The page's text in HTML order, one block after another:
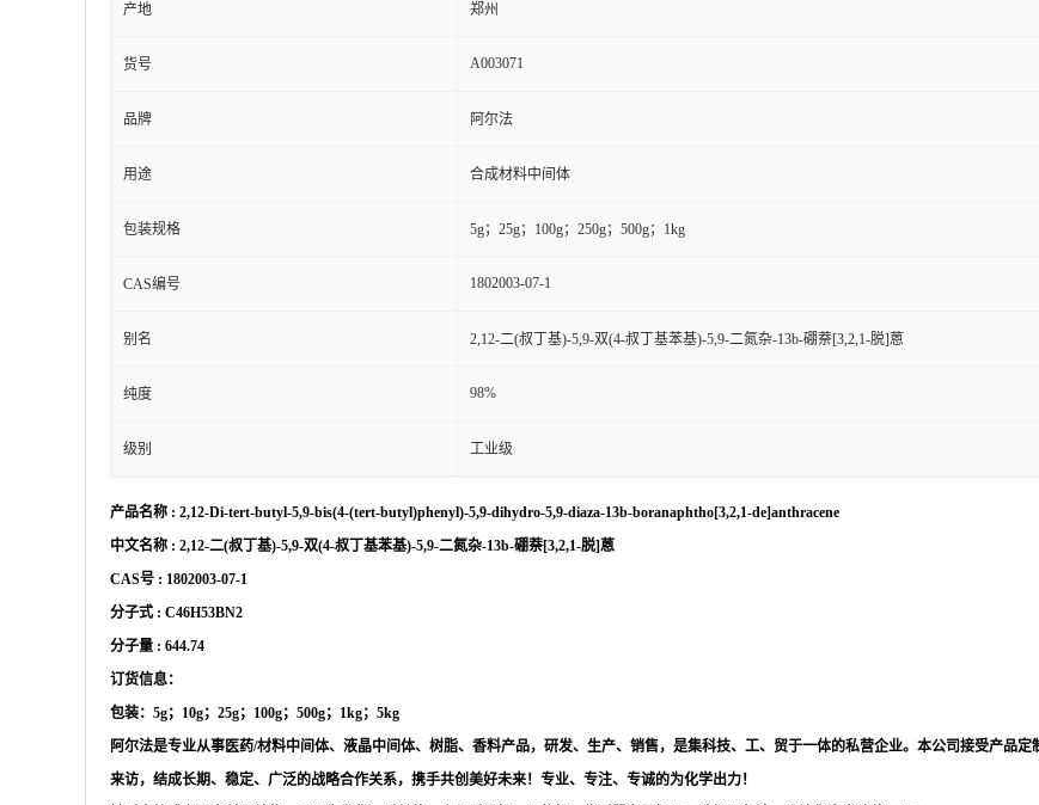
产地 郑州
货号 A003071
品牌 阿尔法
用途 合成材料中间体
包装规格 5g；25g；100g；250g；500g；1kg
CAS编号 1802003-07-1
别名 2,12-二(叔丁基)-5,9-双(4-叔丁基苯基)-5,9-二氮杂-13b-硼萘[3,2,1-脱]蒽
纯度 98%
级别 工业级
产品名称 : 2,12-Di-tert-butyl-5,9-bis(4-(tert-butyl)phenyl)-5,9-dihydro-5,9-diaza-13b-boranaphtho[3,2,1-de]anthracene
中文名称 : 2,12-二(叔丁基)-5,9-双(4-叔丁基苯基)-5,9-二氮杂-13b-硼萘[3,2,1-脱]蒽
CAS号 : 1802003-07-1
分子式 : C46H53BN2
分子量 : 644.74
订货信息：
包装： 5g；10g；25g；100g；500g；1kg；5kg
阿尔法是专业从事医药/材料中间体、液晶中间体、树脂、香料产品，研发、生产、销售，是集科技、工、贸于一体的私营企业。本公司接受产品
来访，结成长期、稳定、广泛的战略合作关系，携手共创美好未来！专业、专注、专诚的为化学出力！